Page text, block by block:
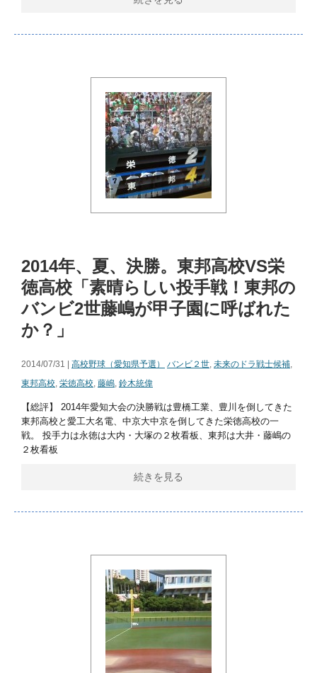
2014年、夏、決勝。東邦高校VS栄
徳高校「素晴らしい投手戦！東邦の
バンビ2世藤嶋が甲子園に呼ばれた
か？」
2014/07/31 | 高校野球（愛知県予選） バンビ２世, 未来のドラ戦士候補,
東邦高校, 栄徳高校, 藤嶋, 鈴木統偉
【総評】 2014年愛知大会の決勝戦は豊橋工業、豊川を倒してきた
東邦高校と愛工大名電、中京大中京を倒してきた栄徳高校の一
戦。 投手力は永徳は大内・大塚の２枚看板、東邦は大井・藤嶋の
２枚看板
続きを見る